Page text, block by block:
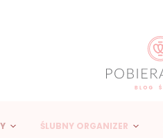
ŚLUBNY ORGANIZER